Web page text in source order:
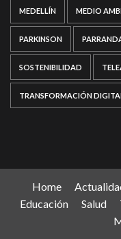
MEDELLÍN MEDIO
PARKINSON
SOSTENIBILIDAD
TRANSFORMACIÓN
Home
Educación
Salud